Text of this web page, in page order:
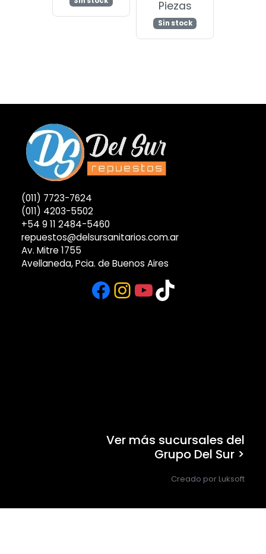
Piezas
Sin stock
(011) 7723-7624
(011) 4203-5502
+54 9 11 2484-5460
repuestos@delsursanitarios.com.ar
Av. Mitre 1755
Avellaneda, Pcia. de Buenos Aires
Facebook
Instagram
YouTube
TikTok
Ver más sucursales del
Grupo Del Sur >
Creado por Luksoft